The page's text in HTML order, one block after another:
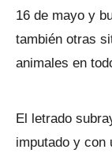
16 de mayo y
también otras
animales en
El letrado
imputado y con